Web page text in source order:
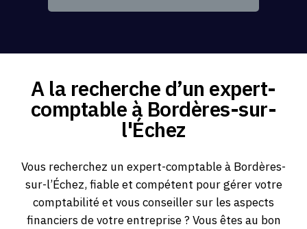
A la recherche d’un expert-
comptable à Bordères-sur-
l'Échez
Vous recherchez un expert-comptable à Bordères-
sur-l’Échez, fiable et compétent pour gérer votre
comptabilité et vous conseiller sur les aspects
financiers de votre entreprise ? Vous êtes au bon